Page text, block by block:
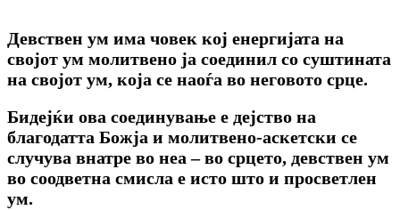
Девствен ум има човек кој енергијата на
својот ум молитвено ја соединил со суштината
на својот ум, која се наоѓа во неговото срце.
Бидејќи ова соединување е дејство на
благодатта Божја и молитвено-аскетски се
случува внатре во неа – во срцето, девствен ум
во соодветна смисла е исто што и просветлен
ум.